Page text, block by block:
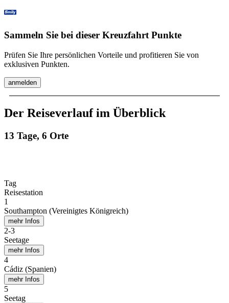
Sammeln Sie bei dieser Kreuzfahrt Punkte
Prüfen Sie Ihre persönlichen Vorteile und profitieren Sie von
exklusiven Punkten.
anmelden
Der Reiseverlauf im Überblick
13 Tage, 6 Orte
Tag
Reisestation
1
Southampton (Vereinigtes Königreich)
mehr Infos
2-3
Seetage
mehr Infos
4
Cádiz (Spanien)
mehr Infos
5
Seetag